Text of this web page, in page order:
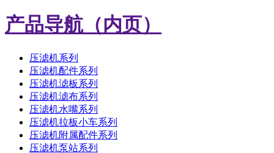
产品导航（内页）
压滤机系列
压滤机配件系列
压滤机滤板系列
压滤机滤布系列
压滤机水嘴系列
压滤机拉板小车系列
压滤机附属配件系列
压滤机泵站系列